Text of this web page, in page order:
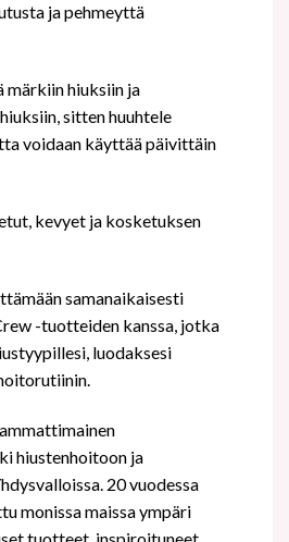
ja pehmeyttä
märkiin hiuksiin ja
sitten huuhtele
voidaan käyttää päivittäin
kevyet ja kosketuksen
samanaikaisesti
-tuotteiden kanssa, jotka
luodaksesi
hiustenhoitoon ja
20 vuodessa
monissa maissa ympäri
tuotteet, inspiroituneet